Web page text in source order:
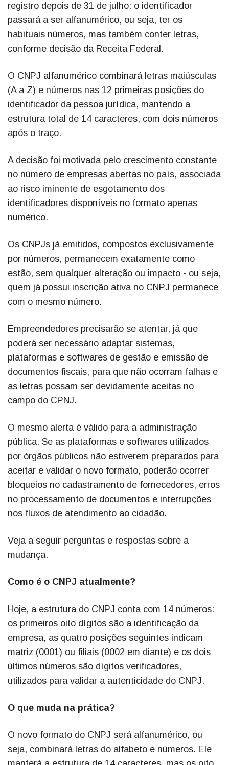
registro depois de 31 de julho: o identificador
passará a ser alfanumérico, ou seja, ter os
habituais números, mas também conter letras,
conforme decisão da Receita Federal.
O CNPJ alfanumérico combinará letras maiúsculas
(A a Z) e números nas 12 primeiras posições do
identificador da pessoa jurídica, mantendo a
estrutura total de 14 caracteres, com dois números
após o traço.
A decisão foi motivada pelo crescimento constante
no número de empresas abertas no país, associada
ao risco iminente de esgotamento dos
identificadores disponíveis no formato apenas
numérico.
Os CNPJs já emitidos, compostos exclusivamente
por números, permanecem exatamente como
estão, sem qualquer alteração ou impacto - ou seja,
quem já possui inscrição ativa no CNPJ permanece
com o mesmo número.
Empreendedores precisarão se atentar, já que
poderá ser necessário adaptar sistemas,
plataformas e softwares de gestão e emissão de
documentos fiscais, para que não ocorram falhas e
as letras possam ser devidamente aceitas no
campo do CPNJ.
O mesmo alerta é válido para a administração
pública. Se as plataformas e softwares utilizados
por órgãos públicos não estiverem preparados para
aceitar e validar o novo formato, poderão ocorrer
bloqueios no cadastramento de fornecedores, erros
no processamento de documentos e interrupções
nos fluxos de atendimento ao cidadão.
Veja a seguir perguntas e respostas sobre a
mudança.
Como é o CNPJ atualmente?
Hoje, a estrutura do CNPJ conta com 14 números:
os primeiros oito dígitos são a identificação da
empresa, as quatro posições seguintes indicam
matriz (0001) ou filiais (0002 em diante) e os dois
últimos números são dígitos verificadores,
utilizados para validar a autenticidade do CNPJ.
O que muda na prática?
O novo formato do CNPJ será alfanumérico, ou
seja, combinará letras do alfabeto e números. Ele